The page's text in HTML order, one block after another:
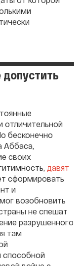
отличительной
бесконечно
Аббаса,
своих
давят
сформировать
и
возобновить
не спешат
разрушенного
там